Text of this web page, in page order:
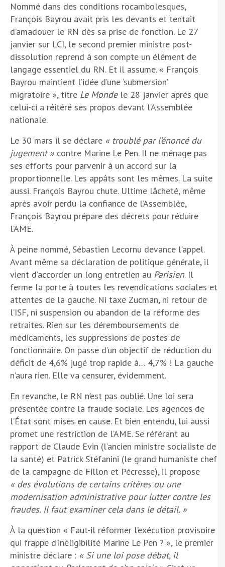
Nommé dans des conditions rocambolesques,
François Bayrou avait pris les devants et tentait
d’amadouer le RN dès sa prise de fonction. Le 27
janvier sur LCI, le second premier ministre post-
dissolution reprend à son compte un élément de
langage essentiel du RN. Et il assume. « François
Bayrou maintient l’idée d’une ‘submersion’
migratoire », titre Le Mondele 28 janvier après que
celui-ci a réitéré ses propos devant l’Assemblée
nationale.
Le 30 mars il se déclare « troublé par l’énoncé du
jugement » contre Marine Le Pen. Il ne ménage pas
ses efforts pour parvenir à un accord sur la
proportionnelle. Les appâts sont les mêmes. La suite
aussi. François Bayrou chute. Ultime lâcheté, même
après avoir perdu la confiance de l’Assemblée,
François Bayrou prépare des décrets pour réduire
l’AME.
À peine nommé, Sébastien Lecornu devance l’appel.
Avant même sa déclaration de politique générale, il
vient d’accorder un long entretien au Parisien. Il
ferme la porte à toutes les revendications sociales et
attentes de la gauche. Ni taxe Zucman, ni retour de
l’ISF, ni suspension ou abandon de la réforme des
retraites. Rien sur les déremboursements de
médicaments, les suppressions de postes de
fonctionnaire. On passe d’un objectif de réduction du
déficit de 4,6% jugé trop rapide à… 4,7% ! La gauche
n’aura rien. Elle va censurer, évidemment.
En revanche, le RN n’est pas oublié. Une loi sera
présentée contre la fraude sociale. Les agences de
l’État sont mises en cause. Et bien entendu, lui aussi
promet une restriction de l’AME. Se référant au
rapport de Claude Evin (l’ancien ministre socialiste de
la santé) et Patrick Stéfanini (le grand humaniste chef
de la campagne de Fillon et Pécresse), il propose
« des évolutions de certains critères ou une
modernisation administrative pour lutter contre les
fraudes. Il faut examiner cela dans le détail. »
À la question « Faut-il réformer l’exécution provisoire
qui frappe d’inéligibilité Marine Le Pen ? », le premier
ministre déclare : « Si une loi pose débat, il